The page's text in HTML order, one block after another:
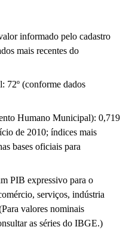
informado pelo cadastro
mais recentes do
72º (conforme dados
Humano Municipal): 0,719
de 2010; índices mais
bases oficiais para
PIB expressivo para o
serviços, indústria
valores nominais
as séries do IBGE.)